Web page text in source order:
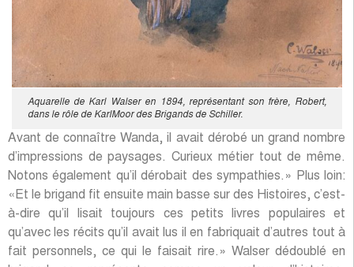
Aquarelle de Karl Walser en 1894, représentant son frère, Robert,
dans le rôle de KarlMoor des Brigands de Schiller.
Avant de connaître Wanda, il avait dérobé un grand nombre
d’impressions de paysages. Curieux métier tout de même.
Notons également qu’il dérobait des sympathies.» Plus loin:
«Et le brigand fit ensuite main basse sur des Histoires, c’est-
à-dire qu’il lisait toujours ces petits livres populaires et
qu’avec les récits qu’il avait lus il en fabriquait d’autres tout à
fait personnels, ce qui le faisait rire.» Walser dédoublé en